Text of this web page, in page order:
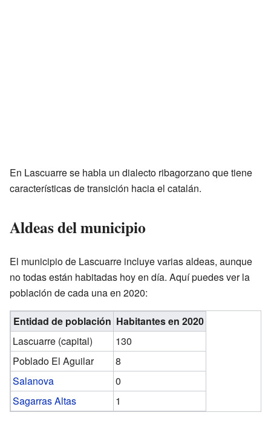
En Lascuarre se habla un dialecto ribagorzano que tiene
características de transición hacia el catalán.
Aldeas del municipio
El municipio de Lascuarre incluye varias aldeas, aunque
no todas están habitadas hoy en día. Aquí puedes ver la
población de cada una en 2020:
Entidad de población Habitantes en 2020
Lascuarre (capital)
130
Poblado El Aguilar
8
Salanova
0
Sagarras Altas
1